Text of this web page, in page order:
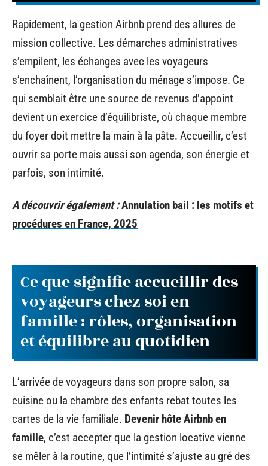
Rapidement, la gestion Airbnb prend des allures de
mission collective. Les démarches administratives
s’empilent, les échanges avec les voyageurs
s’enchaînent, l’organisation du ménage s’impose. Ce
qui semblait être une source de revenus d’appoint
devient un exercice d’équilibriste, où chaque membre
du foyer doit mettre la main à la pâte. Accueillir, c’est
ouvrir sa porte mais aussi son agenda, son énergie et
parfois, son intimité.
A découvrir également :Annulation bail : les motifs et
procédures en France, 2025
Ce que signifie accueillir des
voyageurs chez soi en
famille : rôles, organisation
et équilibre au quotidien
L’arrivée de voyageurs dans son propre salon, sa
cuisine ou la chambre des enfants rebat toutes les
cartes de la vie familiale. Devenir hôte Airbnb en
famille, c’est accepter que la gestion locative vienne
se mêler à la routine, que l’intimité s’ajuste au gré des